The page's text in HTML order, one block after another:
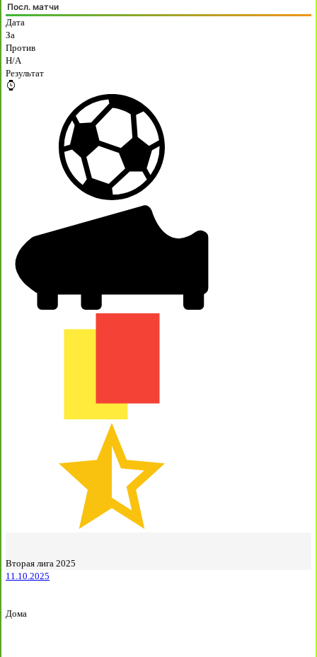
Посл. матчи
Дата
За
Против
H/A
Результат
Вторая лига 2025
11.10.2025
Дома